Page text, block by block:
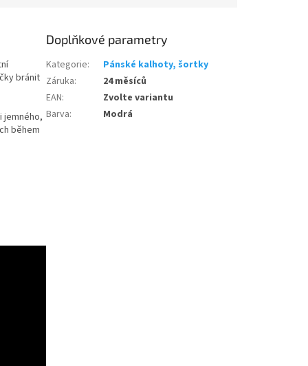
bránit
jemného,
během
Doplňkové parametry
Kategorie:
Pánské kalhoty, šortky
Záruka:
24 měsíců
EAN:
Zvolte variantu
Barva: Modrá